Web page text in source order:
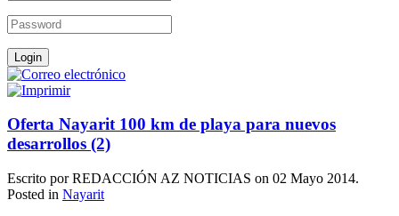
Oferta Nayarit 100 km de playa para nuevos
desarrollos (2)
Escrito por REDACCIÓN AZ NOTICIAS on 02 Mayo 2014.
Posted in Nayarit